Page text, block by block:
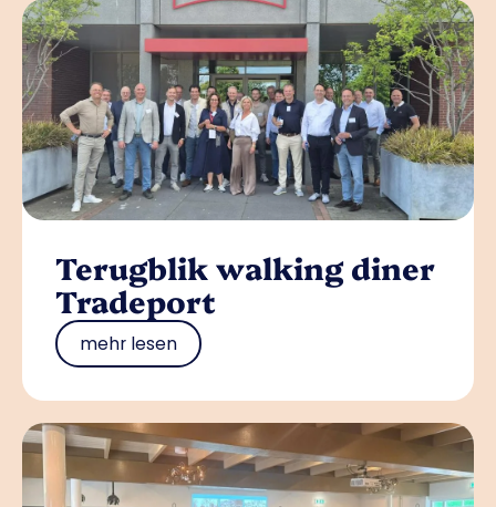
Terugblik walking diner
Tradeport
mehr lesen